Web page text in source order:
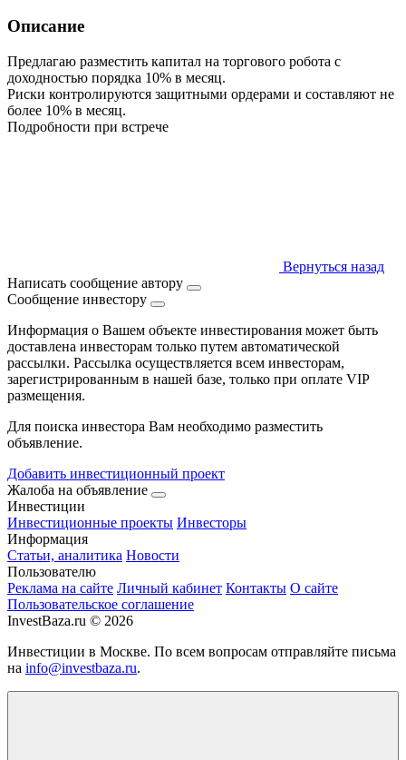
Описание
Предлагаю разместить капитал на торгового робота с
доходностью порядка 10% в месяц.
Риски контролируются защитными ордерами и составляют не
более 10% в месяц.
Подробности при встрече
Вернуться назад
Написать сообщение автору
Сообщение инвестору
Информация о Вашем объекте инвестирования может быть
доставлена инвесторам только путем автоматической
рассылки. Рассылка осуществляется всем инвесторам,
зарегистрированным в нашей базе, только при оплате VIP
размещения.
Для поиска инвестора Вам необходимо разместить
объявление.
Добавить инвестиционный проект
Жалоба на объявление
Инвестиции
Инвестиционные проекты Инвесторы
Информация
Статьи, аналитика Новости
Пользователю
Реклама на сайте Личный кабинет Контакты О сайте
Пользовательское соглашение
InvestBaza.ru © 2026
Инвестиции в Москве. По всем вопросам отправляйте письма
на info@investbaza.ru.